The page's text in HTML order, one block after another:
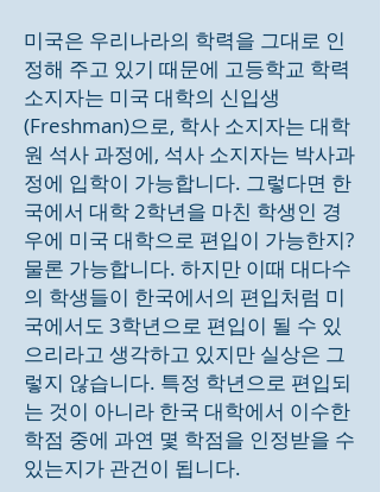
미국은 우리나라의 학력을 그대로 인
정해 주고 있기 때문에 고등학교 학력
소지자는 미국 대학의 신입생
(Freshman)으로, 학사 소지자는 대학
원 석사 과정에, 석사 소지자는 박사과
정에 입학이 가능합니다. 그렇다면 한
국에서 대학 2학년을 마친 학생인 경
우에 미국 대학으로 편입이 가능한지?
물론 가능합니다. 하지만 이때 대다수
의 학생들이 한국에서의 편입처럼 미
국에서도 3학년으로 편입이 될 수 있
으리라고 생각하고 있지만 실상은 그
렇지 않습니다. 특정 학년으로 편입되
는 것이 아니라 한국 대학에서 이수한
학점 중에 과연 몇 학점을 인정받을 수
있는지가 관건이 됩니다.